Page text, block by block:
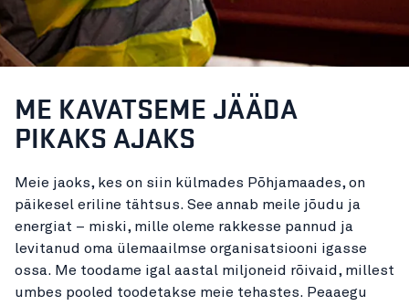
ME KAVATSEME JÄÄDA
PIKAKS AJAKS
Meie jaoks, kes on siin külmades Põhjamaades, on
päikesel eriline tähtsus. See annab meile jõudu ja
energiat – miski, mille oleme rakkesse pannud ja
levitanud oma ülemaailmse organisatsiooni igasse
ossa. Me toodame igal aastal miljoneid rõivaid, millest
umbes pooled toodetakse meie tehastes. Peaaegu